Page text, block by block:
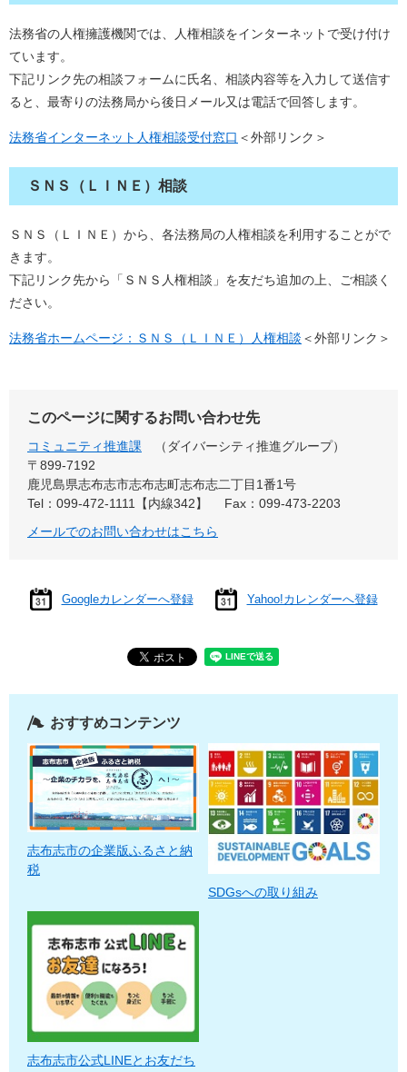
法務省の人権擁護機関では、人権相談をインターネットで受け付け
ています。
下記リンク先の相談フォームに氏名、相談内容等を入力して送信す
ると、最寄りの法務局から後日メール又は電話で回答します。
法務省インターネット人権相談受付窓口 ＜外部リンク＞
ＳＮＳ（ＬＩＮＥ）相談
ＳＮＳ（ＬＩＮＥ）から、各法務局の人権相談を利用することがで
きます。
​下記リンク先から「ＳＮＳ人権相談」を友だち追加の上、ご相談く
ださい。
法務省ホームページ：ＳＮＳ（ＬＩＮＥ）人権相談 ＜外部リンク＞
このページに関するお問い合わせ先
コミュニティ推進課
ダイバーシティ推進グループ
〒899-7192
鹿児島県志布志市志布志町志布志二丁目1番1号
Tel：099-472-1111【内線342】
Fax：099-473-2203
メールでのお問い合わせはこちら
Googleカレンダーへ登録 Yahoo!カレンダーへ登録
おすすめコンテンツ
志布志市の企業版ふるさと納
税
SDGsへの取り組み
志布志市公式LINEとお友だち